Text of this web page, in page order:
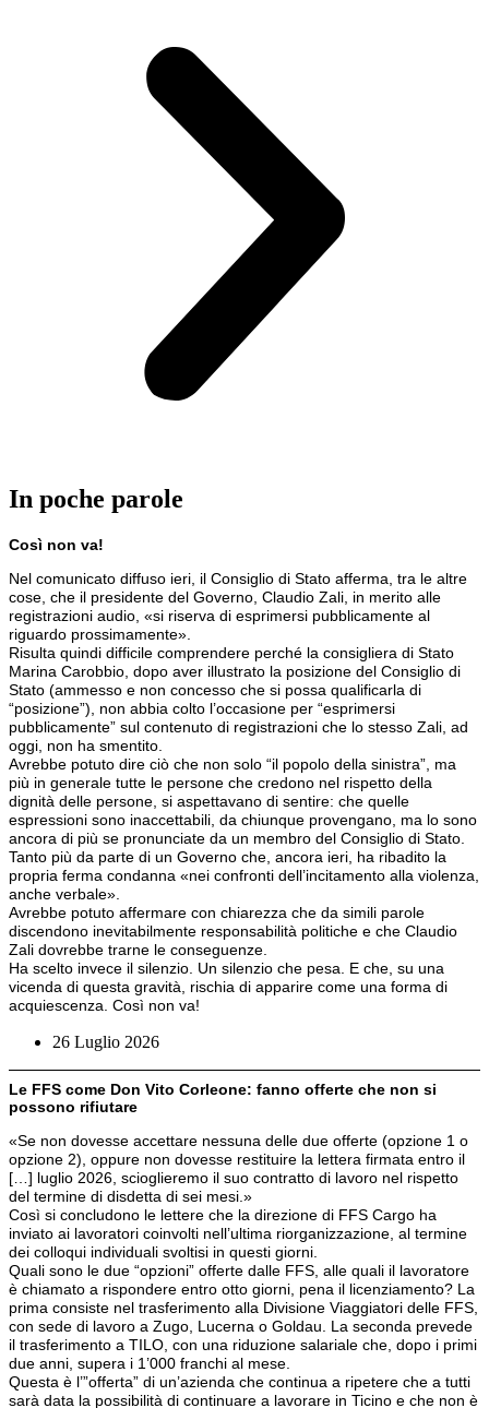
In poche parole
Così non va!
Nel comunicato diffuso ieri, il Consiglio di Stato afferma, tra le altre
cose, che il presidente del Governo, Claudio Zali, in merito alle
registrazioni audio, «si riserva di esprimersi pubblicamente al
riguardo prossimamente».
Risulta quindi difficile comprendere perché la consigliera di Stato
Marina Carobbio, dopo aver illustrato la posizione del Consiglio di
Stato (ammesso e non concesso che si possa qualificarla di
“posizione”), non abbia colto l’occasione per “esprimersi
pubblicamente” sul contenuto di registrazioni che lo stesso Zali, ad
oggi, non ha smentito.
Avrebbe potuto dire ciò che non solo “il popolo della sinistra”, ma
più in generale tutte le persone che credono nel rispetto della
dignità delle persone, si aspettavano di sentire: che quelle
espressioni sono inaccettabili, da chiunque provengano, ma lo sono
ancora di più se pronunciate da un membro del Consiglio di Stato.
Tanto più da parte di un Governo che, ancora ieri, ha ribadito la
propria ferma condanna «nei confronti dell’incitamento alla violenza,
anche verbale».
Avrebbe potuto affermare con chiarezza che da simili parole
discendono inevitabilmente responsabilità politiche e che Claudio
Zali dovrebbe trarne le conseguenze.
Ha scelto invece il silenzio. Un silenzio che pesa. E che, su una
vicenda di questa gravità, rischia di apparire come una forma di
acquiescenza. Così non va!
26 Luglio 2026
Le FFS come Don Vito Corleone: fanno offerte che non si
possono rifiutare
«Se non dovesse accettare nessuna delle due offerte (opzione 1 o
opzione 2), oppure non dovesse restituire la lettera firmata entro il
[…] luglio 2026, scioglieremo il suo contratto di lavoro nel rispetto
del termine di disdetta di sei mesi.»
Così si concludono le lettere che la direzione di FFS Cargo ha
inviato ai lavoratori coinvolti nell’ultima riorganizzazione, al termine
dei colloqui individuali svoltisi in questi giorni.
Quali sono le due “opzioni” offerte dalle FFS, alle quali il lavoratore
è chiamato a rispondere entro otto giorni, pena il licenziamento? La
prima consiste nel trasferimento alla Divisione Viaggiatori delle FFS,
con sede di lavoro a Zugo, Lucerna o Goldau. La seconda prevede
il trasferimento a TILO, con una riduzione salariale che, dopo i primi
due anni, supera i 1’000 franchi al mese.
Questa è l’”offerta” di un’azienda che continua a ripetere che a tutti
sarà data la possibilità di continuare a lavorare in Ticino e che non è